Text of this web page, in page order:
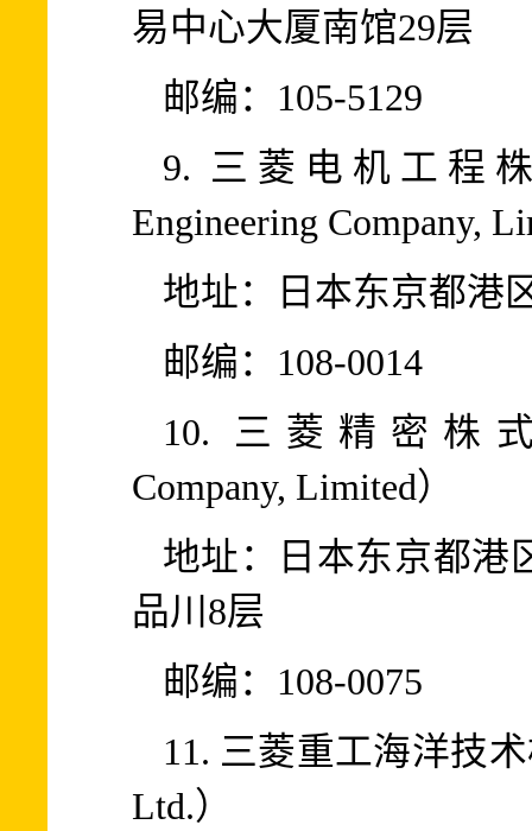
易中心大厦南馆29层
邮编：105-5129
9. 三菱电机工程株
Engineering Company,
地址：日本东京都港
邮编：108-0014
10. 三菱精密株式
Company, Limited）
地址：日本东京都港
品川8层
邮编：108-0075
11. 三菱重工海洋技
Ltd.）